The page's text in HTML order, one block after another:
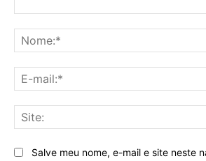
Salve meu nome, e-mail e site neste